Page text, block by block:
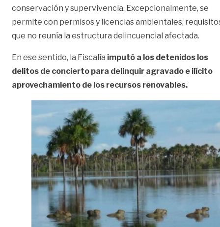
conservación y supervivencia. Excepcionalmente, se
permite con permisos y licencias ambientales,
que no reunía la estructura delincuencial afectada.
En ese sentido, la Fiscalía imputó a los detenidos los
delitos de concierto para delinquir agravado e ilícito
aprovechamiento de los recursos renovables.